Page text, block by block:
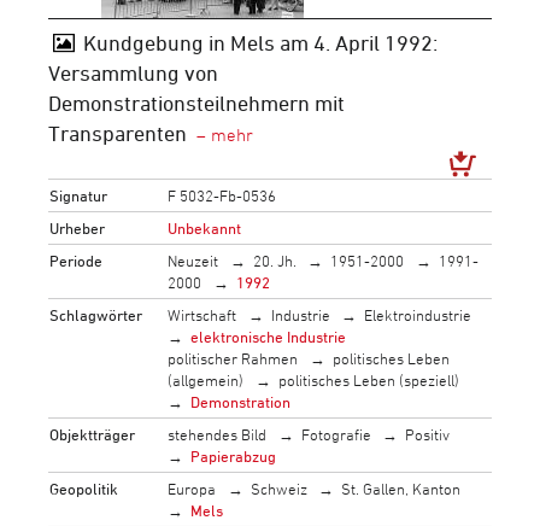
Kundgebung in Mels am 4. April 1992:
Versammlung von
Demonstrationsteilnehmern mit
Transparenten
Signatur
F 5032-Fb-0536
Urheber
Unbekannt
Periode
Neuzeit 20. Jh. 1951-2000
1991-
2000
1992
Schlagwörter
Wirtschaft Industrie
Elektroindustrie
elektronische Industrie
politischer Rahmen
politisches Leben
(allgemein)
politisches Leben (speziell)
Demonstration
Objektträger
stehendes Bild Fotografie
Positiv
Papierabzug
Geopolitik
Europa Schweiz
St. Gallen, Kanton
Mels